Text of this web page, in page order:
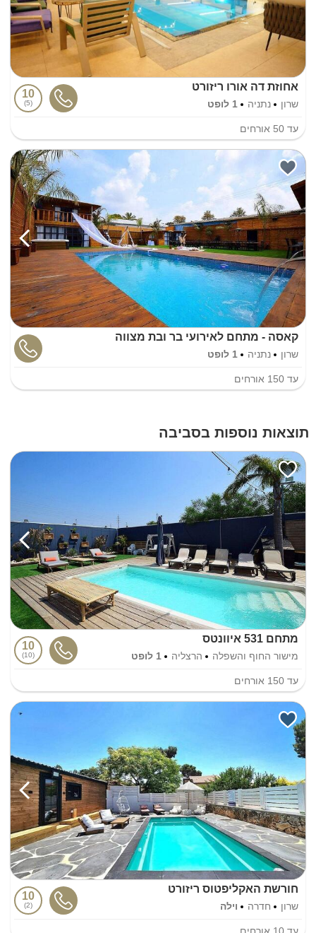
אחוזת דה אורו ריזורט
שרון נתניה 1 לופט
10
5
עד 50 אורחים
קאסה - מתחם לאירועי בר ובת מצווה
שרון נתניה 1 לופט
עד 150 אורחים
תוצאות נוספות בסביבה
מתחם 531 איוונטס
מישור החוף והשפלה הרצליה 1 לופט
10
10
עד 150 אורחים
חורשת האקליפטוס ריזורט
שרון חדרה וילה
10
2
עד 10 אורחים